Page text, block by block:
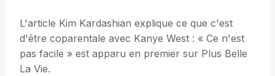
L'article Kim Kardashian explique ce que c'est
d'être coparentale avec Kanye West : « Ce n'est
pas facile » est apparu en premier sur Plus Belle
La Vie.